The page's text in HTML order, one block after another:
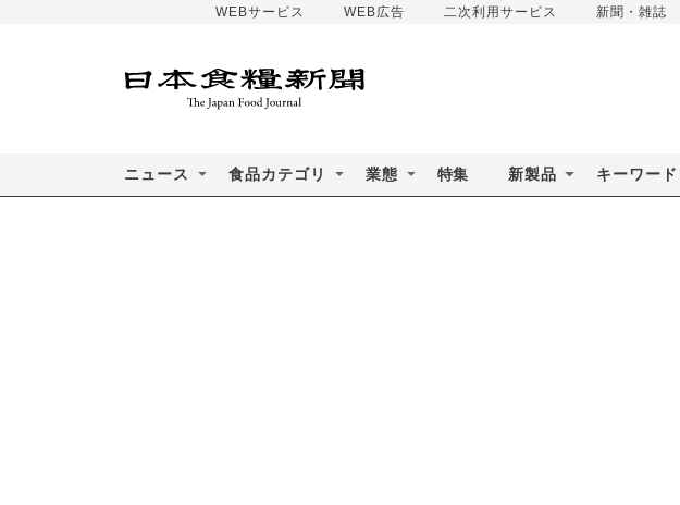
WEBサービス WEB広告 二次利用サービス 新聞・雑誌
ニュース 食品カテゴリ 業態 特集 新製品 キーワード